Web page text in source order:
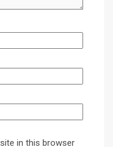
in this browser